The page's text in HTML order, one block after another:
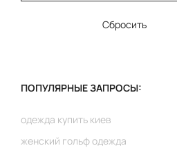
Сбросить
ПОПУЛЯРНЫЕ ЗАПРОСЫ:
одежда купить киев
женский гольф одежда